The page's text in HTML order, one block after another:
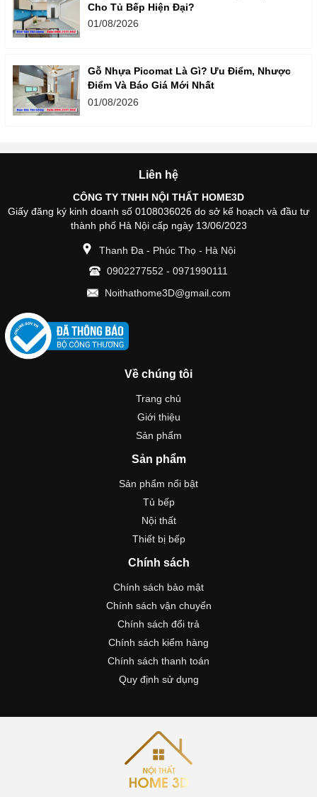
Cho Tủ Bếp Hiện Đại?
01/08/2026
Gỗ Nhựa Picomat Là Gì? Ưu Điểm, Nhược
Điểm Và Báo Giá Mới Nhất
01/08/2026
Liên hệ
CÔNG TY TNHH NỘI THẤT HOME3D
Giấy đăng ký kinh doanh số 0108036026 do sở kế hoạch và đầu tư
thành phố Hà Nội cấp ngày 13/06/2023
Thanh Đa - Phúc Thọ - Hà Nội
0902277552 - 0971990111
Noithathome3D@gmail.com
Về chúng tôi
Trang chủ
Giới thiệu
Sản phẩm
Sản phẩm
Sản phẩm nổi bật
Tủ bếp
Nội thất
Thiết bị bếp
Chính sách
Chính sách bảo mật
Chính sách vận chuyển
Chính sách đổi trả
Chính sách kiểm hàng
Chính sách thanh toán
Quy định sử dụng